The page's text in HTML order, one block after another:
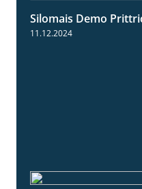
Silomais Demo
11.12.2024